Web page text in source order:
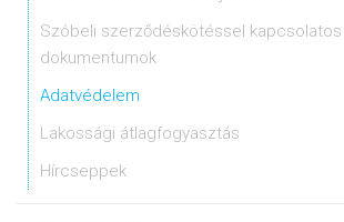
Szóbeli szerződéskötéssel kapcsolatos
dokumentumok
Adatvédelem
Lakossági átlagfogyasztás
Hírcseppek